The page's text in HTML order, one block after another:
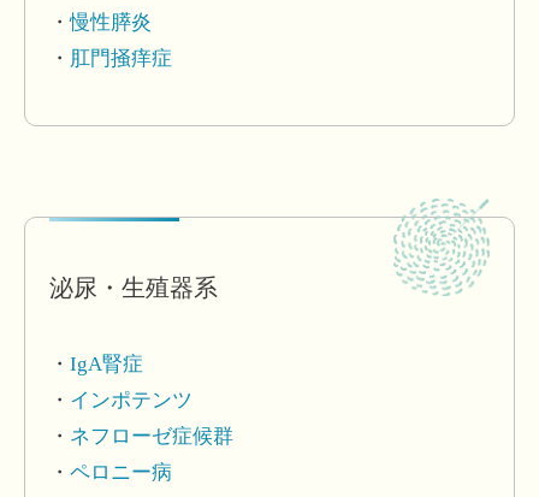
慢性膵炎
肛門掻痒症
泌尿・生殖器系
IgA腎症
インポテンツ
ネフローゼ症候群
ペロニー病